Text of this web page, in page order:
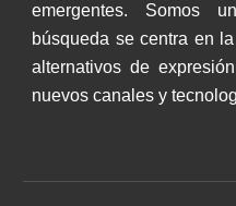
emergentes. Somos
búsqueda se centra en
alternativos de
nuevos canales y